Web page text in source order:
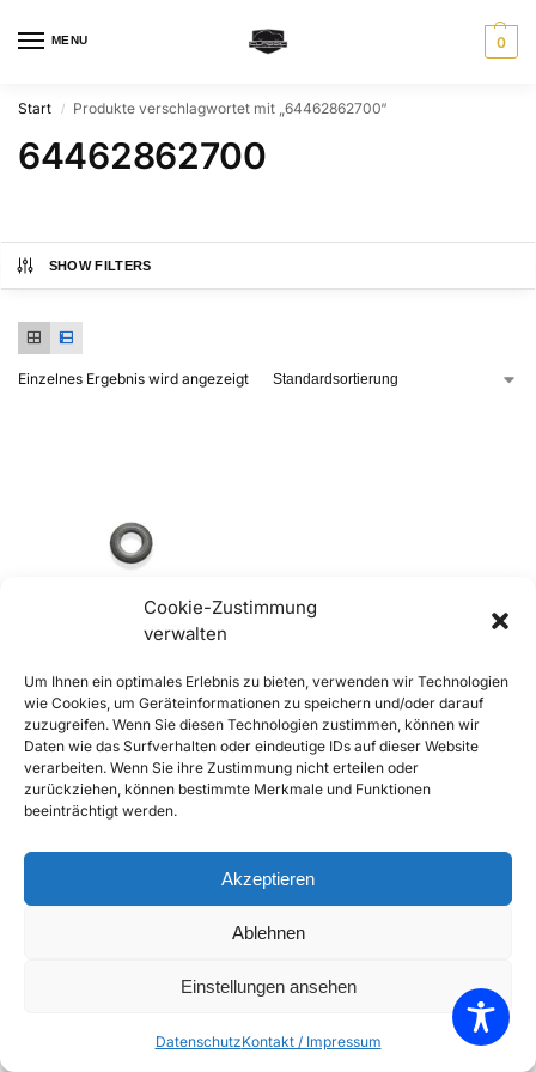
Cookie-Zustimmung
verwalten
Um Ihnen ein optimales Erlebnis zu bieten, verwenden wir Technologien
wie Cookies, um Geräteinformationen zu speichern und/oder darauf
zuzugreifen. Wenn Sie diesen Technologien zustimmen, können wir
Daten wie das Surfverhalten oder eindeutige IDs auf dieser Website
verarbeiten. Wenn Sie ihre Zustimmung nicht erteilen oder
zurückziehen, können bestimmte Merkmale und Funktionen
beeinträchtigt werden.
Akzeptieren
Ablehnen
Einstellungen ansehen
DatenschutzKontakt / Impressum
MENU 0
Start / Produkte verschlagwortet mit „64462862700“
64462862700
SHOW FILTERS
Einzelnes Ergebnis wird angezeigt
356, A und BT5 Gummidichtung
für Endkappe Wischerschaft
€3,90 inkl. Mwst
Enthält 20% Mwst
zzgl.Versand
Lieferzeit: Sofort lieferbar
In den Warenkorb
Einzelnes Ergebnis wird angezeigt